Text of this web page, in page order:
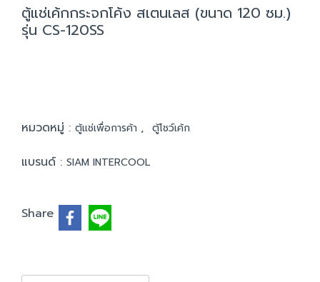
ตู้แช่เค้กกระจกโค้ง สเตนเลส (ขนาด 120 ซม.)
รุ่น CS-120SS
หมวดหมู่ : ตู้แช่เพื่อการค้า , ตู้โชว์เค้ก
แบรนด์ : SIAM INTERCOOL
Share